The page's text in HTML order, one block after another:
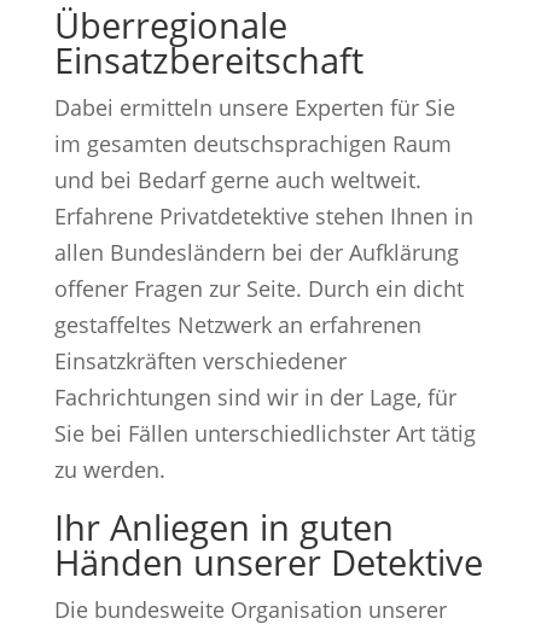
Überregionale
Einsatzbereitschaft
Dabei ermitteln unsere Experten für Sie
im gesamten deutschsprachigen Raum
und bei Bedarf gerne auch weltweit.
Erfahrene Privatdetektive stehen Ihnen in
allen Bundesländern bei der Aufklärung
offener Fragen zur Seite. Durch ein dicht
gestaffeltes Netzwerk an erfahrenen
Einsatzkräften verschiedener
Fachrichtungen sind wir in der Lage, für
Sie bei Fällen unterschiedlichster Art tätig
zu werden.
Ihr Anliegen in guten
Händen unserer Detektive
Die bundesweite Organisation unserer